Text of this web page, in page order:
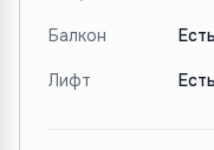
Балкон Есть
Лифт Есть